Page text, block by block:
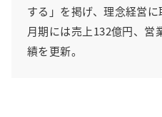
する」を掲げ、理念経営
月期には売上132億円、営
績を更新。